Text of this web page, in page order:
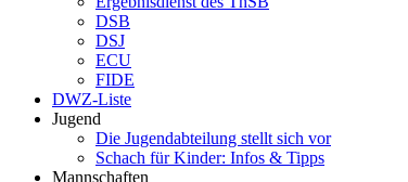
DSB
DSJ
ECU
FIDE
DWZ-Liste
Jugend
Die Jugendabteilung stellt sich vor
Schach für Kinder: Infos & Tipps
Mannschaften